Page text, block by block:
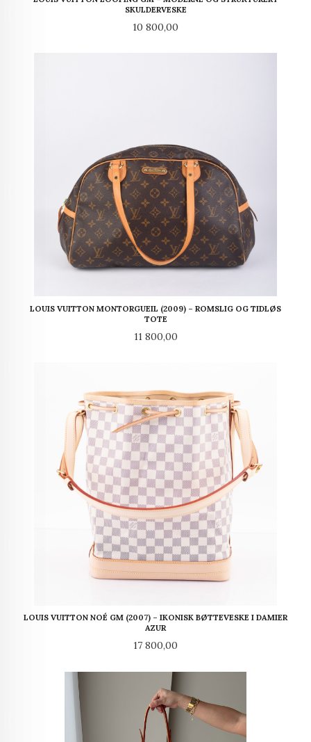
SKULDERVESKE
Pris
10 800,00
LOUIS VUITTON MONTORGUEIL (2009) – ROMSLIG OG TIDLØS
TOTE
Pris
11 800,00
LOUIS VUITTON NOÉ GM (2007) – IKONISK BØTTEVESKE I DAMIER
AZUR
Pris
17 800,00